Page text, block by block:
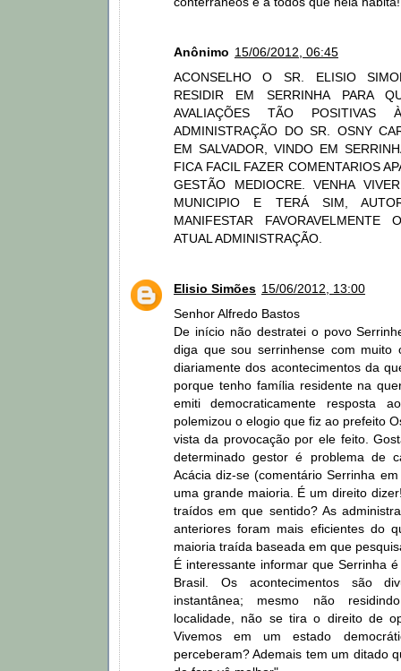
Anônimo 15/06/2012, 06:45
ACONSELHO O SR. ELISIO
RESIDIR EM SERRINHA PARA
AVALIAÇÕES TÃO POSITIVAS
ADMINISTRAÇÃO DO SR. OSNY
EM SALVADOR, VINDO EM
FICA FACIL FAZER COMENTARIOS
GESTÃO MEDIOCRE. VENHA
MUNICIPIO E TERÁ SIM,
MANIFESTAR FAVORAVELMENTE
ATUAL ADMINISTRAÇÃO.
Elisio Simões 15/06/2012, 13:00
Senhor Alfredo Bastos
De início não destratei o povo
diga que sou serrinhense com muito
diariamente dos acontecimentos da
porque tenho família residente na
emiti democraticamente resposta
polemizou o elogio que fiz ao prefeito
vista da provocação por ele feito.
determinado gestor é problema de
Acácia diz-se (comentário Serrinha
uma grande maioria. É um direito
traídos em que sentido? As
anteriores foram mais eficientes do
maioria traída baseada em que
É interessante informar que Serrinha
Brasil. Os acontecimentos são
instantânea; mesmo não
localidade, não se tira o direito de
Vivemos em um estado
perceberam? Ademais tem um ditado